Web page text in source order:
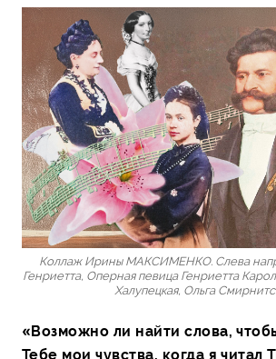
Коллаж Ирины МАКСИМЕНКО. Слева
Генриетта, Оперная певица Генриетта
Халупецкая, Ольга
«Возможно ли найти слова,
Тебе мои чувства, когда я читал